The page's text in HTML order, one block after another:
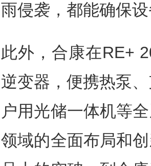
雨侵袭，都能确保
此外，合康在RE+
逆变器，便携热泵
户用光储一体机等
领域的全面布局和